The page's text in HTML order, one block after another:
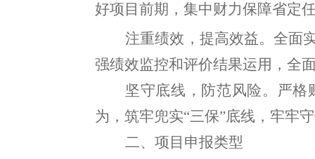
好项目前期 ， 集中财力保障省定
注重绩效 ， 提高效益。全面
强绩效监控和评价结果运用， 全
坚守底线 ， 防范风险。
严格
为 ， 筑牢兜实“三保”底线 ， 牢牢
二、 项目申报类型